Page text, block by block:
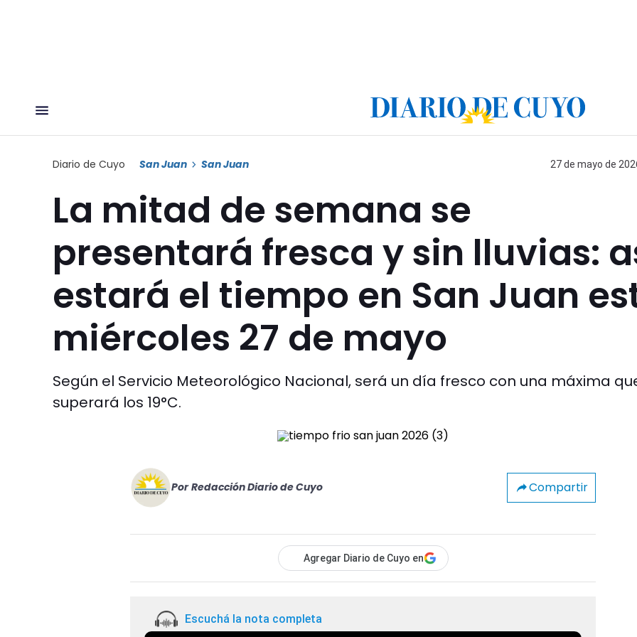
Diario de Cuyo San Juan San Juan 27 de mayo de
La mitad de semana se
presentará fresca y sin lluvias:
estará el tiempo en San Juan
miércoles 27 de mayo
Según el Servicio Meteorológico Nacional, será un día fresco con una máxima
superará los 19°C.
Por Redacción Diario de Cuyo Compartir
Agregar Diario de Cuyo en
Escuchá la nota completa